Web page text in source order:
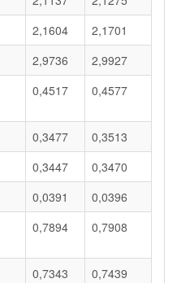
2,1604
2,1701
2,9736
2,9927
0,4517 0,4577
0,3477
0,3513
0,3447
0,3470
0,0391
0,0396
0,7894 0,7908
0,7343
0,7439